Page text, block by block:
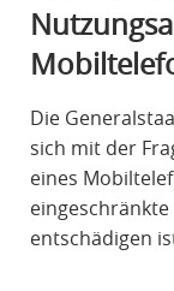
Die
sich mit der
eines
entschädigen